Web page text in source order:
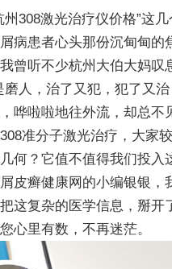
州308激光治疗仪价格”这
病患者心头那份沉甸甸的
曾听不少杭州大伯大妈叹
磨人，治了又犯，犯了又
哗啦啦地往外流，却总不
准分子激光治疗，大家
何？它值不值得我们投入
皮癣健康网的小编银银，
这复杂的医学信息，掰开
心里有数，不再迷茫。